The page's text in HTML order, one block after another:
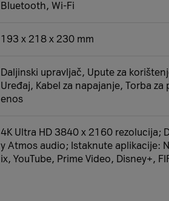
Bluetooth, Wi-Fi
193 x 218 x 230 mm
Daljinski upravljač, Upute za
Uređaj, Kabel za napajanje, Torba za
enos
4K Ultra HD 3840 x 2160 rezolucija;
y Atmos audio; Istaknute aplikacije:
ix, YouTube, Prime Video, Disney+,